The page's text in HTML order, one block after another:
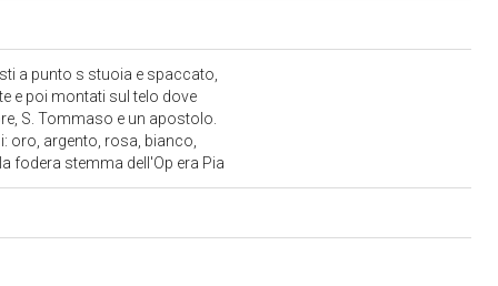
a punto s stuoia e spaccato,
e poi montati sul telo dove
S. Tommaso e un apostolo.
oro, argento, rosa, bianco,
fodera stemma dell'Op era Pia